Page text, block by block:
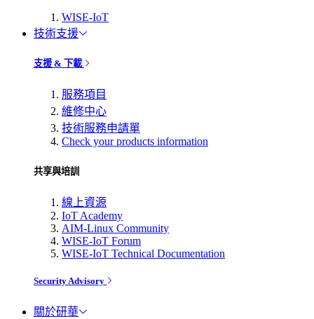
WISE-IoT
技術支援
支援 & 下載
服務項目
維修中心
技術服務申請單
Check your products information
共享與培訓
線上資源
IoT Academy
AIM-Linux Community
WISE-IoT Forum
WISE-IoT Technical Documentation
Security Advisory
關於研華